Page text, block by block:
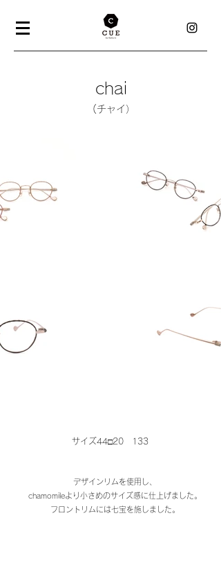
chai
(チャイ）
サイズ44□20 133
デザインリムを使用し、
chamomileより小さめのサイズ感に仕上げました。
​フロントリムには七宝を施しました。